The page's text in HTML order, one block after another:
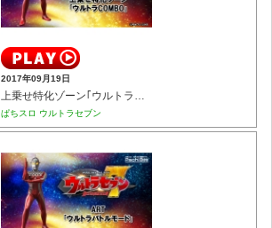
2017年09月19日
上乗せ特化ゾーン｢ウルトラCOMBO｣
ぱちスロ ウルトラセブン